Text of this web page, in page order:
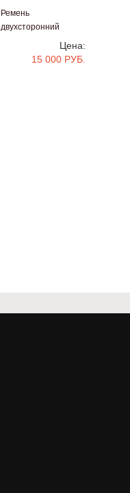
Ремень
двухсторонний
Цена:
15 000 РУБ.